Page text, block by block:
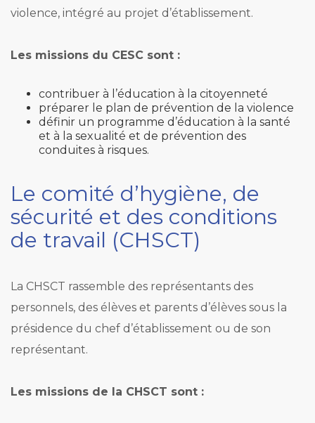
violence, intégré au projet d’établissement.
Les missions du CESC sont :
contribuer à l’éducation à la citoyenneté
préparer le plan de prévention de la violence
définir un programme d’éducation à la santé
et à la sexualité et de prévention des
conduites à risques.
Le comité d’hygiène, de
sécurité et des conditions
de travail (CHSCT)
La CHSCT rassemble des représentants des
personnels, des élèves et parents d’élèves sous la
présidence du chef d’établissement ou de son
représentant.
Les missions de la CHSCT sont :